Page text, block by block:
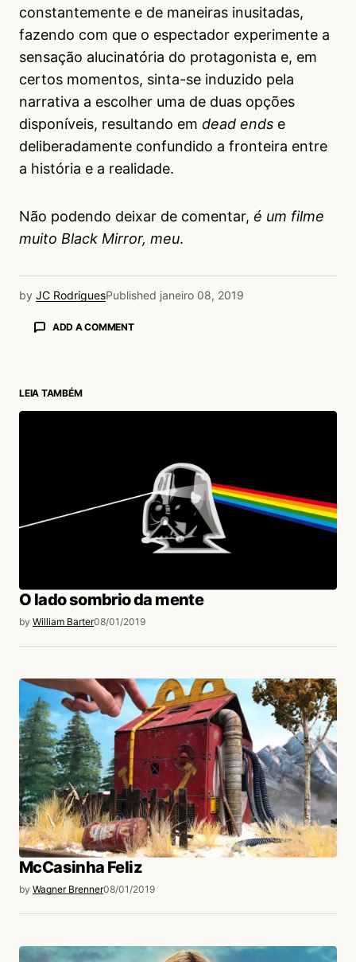
constantemente e de maneiras inusitadas,
fazendo com que o espectador experimente a
sensação alucinatória do protagonista e, em
certos momentos, sinta-se induzido pela
narrativa a escolher uma de duas opções
disponíveis, resultando em dead ends e
deliberadamente confundido a fronteira entre
a história e a realidade.
Não podendo deixar de comentar, é um filme
muito Black Mirror, meu.
by JC RodriguesPublished janeiro 08, 2019
ADD A COMMENT
LEIA TAMBÉM
O lado sombrio da mente
by William Barter08/01/2019
McCasinha Feliz
by Wagner Brenner08/01/2019